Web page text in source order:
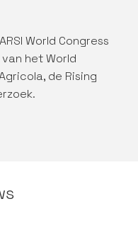
World Congress
het World
de Rising